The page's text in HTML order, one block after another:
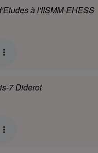
à l'IISMM-EHESS
7 Diderot